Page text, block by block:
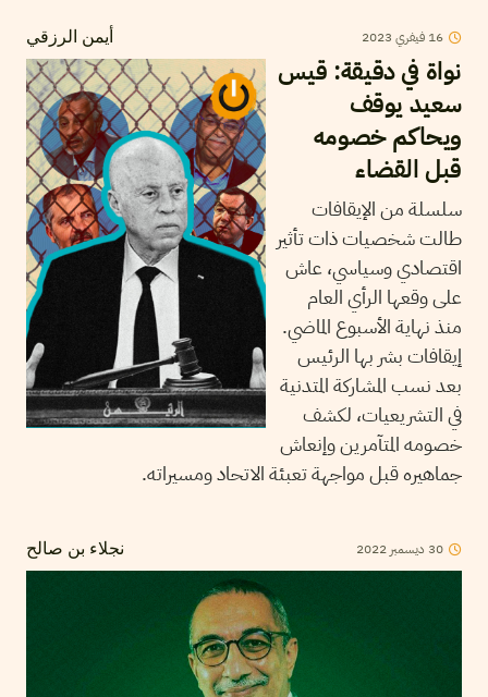
أيمن الرزقي 16 فيفري 2023
نواة في دقيقة: قيس
سعيد يوقف
ويحاكم خصومه
قبل القضاء
سلسلة من الإيقافات
طالت شخصيات ذات تأثير
اقتصادي وسياسي، عاش
على وقعها الرأي العام
منذ نهاية الأسبوع الماضي.
إيقافات بشر بها الرئيس
بعد نسب المشاركة المتدنية
في التشريعيات، لكشف
خصومه المتآمرين وإنعاش
جماهيره قبل مواجهة تعبئة الاتحاد ومسيراته.
نجلاء بن صالح 30 ديسمبر 2022